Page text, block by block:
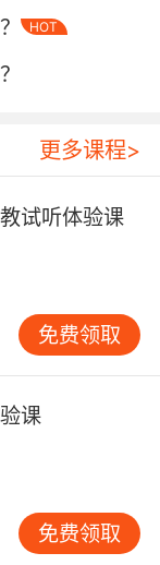
较复杂的，
种或者是多
非常有助于
也是非常有效
对学校的考
地成长和进
更加容易地学
孩子学习不
课程，更是
兴趣和好习
HOT
更多课程>
试听体验课
免费领取
课
免费领取